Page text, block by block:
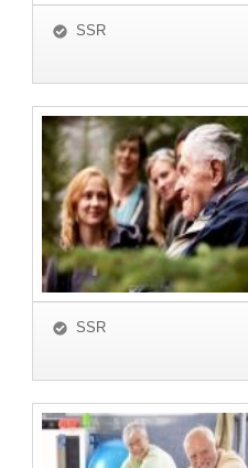
SSR
SSR